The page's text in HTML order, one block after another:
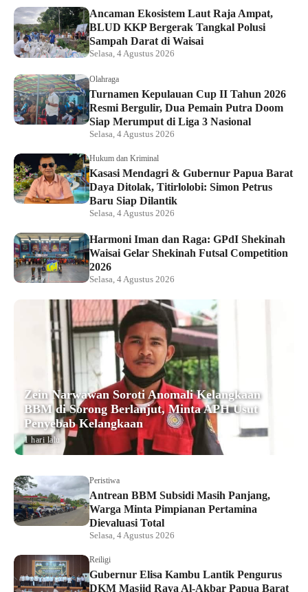
Ancaman Ekosistem Laut Raja Ampat,
BLUD KKP Bergerak Tangkal Polusi
Sampah Darat di Waisai
Selasa, 4 Agustus 2026
Olahraga
Turnamen Kepulauan Cup II Tahun 2026
Resmi Bergulir, Dua Pemain Putra Doom
Siap Merumput di Liga 3 Nasional
Selasa, 4 Agustus 2026
Hukum dan Kriminal
Kasasi Mendagri & Gubernur Papua Barat
Daya Ditolak, Titirlolobi: Simon Petrus
Baru Siap Dilantik
Selasa, 4 Agustus 2026
Harmoni Iman dan Raga: GPdI Shekinah
Waisai Gelar Shekinah Futsal Competition
2026
Selasa, 4 Agustus 2026
Zein Narwawan Soroti Anomali Kelangkaan
BBM di Sorong Berlanjut, Minta APH Usut
Penyebab Kelangkaan
1 hari lalu
Peristiwa
Antrean BBM Subsidi Masih Panjang,
Warga Minta Pimpianan Pertamina
Dievaluasi Total
Selasa, 4 Agustus 2026
Reiligi
Gubernur Elisa Kambu Lantik Pengurus
DKM Masjid Raya Al-Akbar Papua Barat